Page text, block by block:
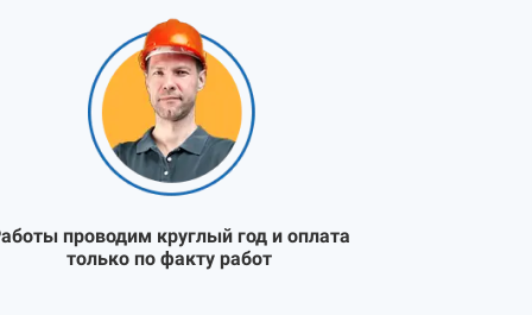
проводим круглый год и оплата
только по факту работ